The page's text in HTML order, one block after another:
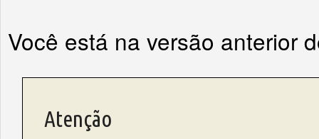
Você está na versão anterior
Atenção